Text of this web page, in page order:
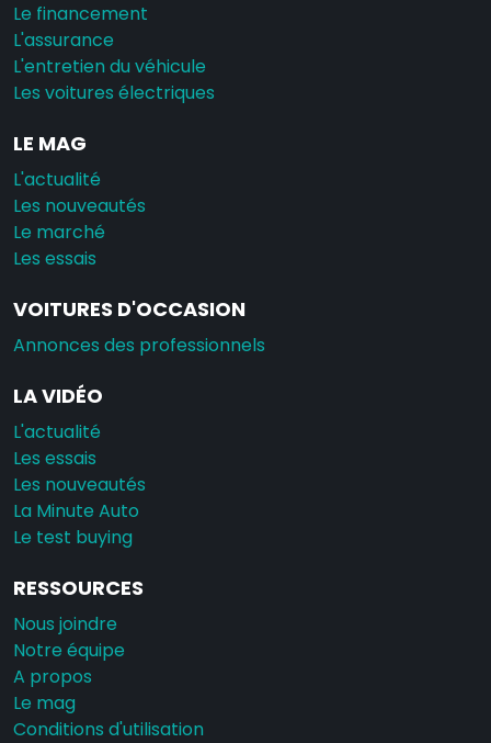
Le financement
L'assurance
L'entretien du véhicule
Les voitures électriques
LE MAG
L'actualité
Les nouveautés
Le marché
Les essais
VOITURES D'OCCASION
Annonces des professionnels
LA VIDÉO
L'actualité
Les essais
Les nouveautés
La Minute Auto
Le test buying
RESSOURCES
Nous joindre
Notre équipe
A propos
Le mag
Conditions d'utilisation